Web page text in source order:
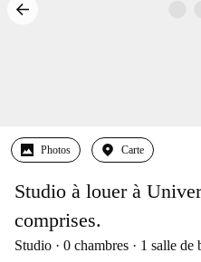
Photos Carte
Studio à louer à
comprises.
Studio 0 chambres 1 salle de